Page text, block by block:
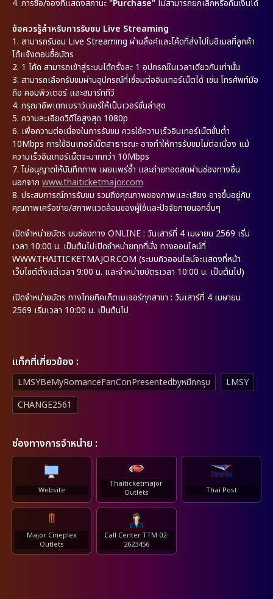
4. การซื้อ/จองที่แสดงสถานะ "Purchase" ไม่สามารถยกเลิกหรือคืนเงินได้
ข้อควรรู้สำหรับการรับชม Live Streaming
1. สามารถรับชม Live Streaming ผ่านลิ้งค์และโค้ดที่ส่งไปในอีเมลที่ลูกค้า
ได้แจ้งตอนซื้อบัตร
2. 1 โค้ด สามารถเข้าสู่ระบบได้ครั้งละ 1 อุปกรณ์ในเวลาเดียวกันเท่านั้น
3. สามารถเลือกรับชมผ่านอุปกรณ์ที่เชื่อมต่ออินเทอร์เน็ตได้ เช่น โทรศัพท์มือ
ถือ คอมพิวเตอร์ และสมาร์ททีวี
4. กรุณาอัพเดทเบราว์เซอร์ให้เป็นเวอร์ชั่นล่าสุด
5. ความละเอียดวีดีโอสูงสุด 1080p
6. เพื่อความต่อเนื่องในการรับชม ควรใช้ความเร็วอินเทอร์เน็ตขั้นต่ำ
10Mbps การใช้อินเทอร์เน็ตสาธารณะ อาจทำให้การรับชมไม่ต่อเนื่อง แม้
ความเร็วอินเทอร์เน็ตจะมากกว่า 10Mbps
7. ไม่อนุญาตให้บันทึกภาพ เผยแพร่ซ้ำ และถ่ายทอดสดผ่านช่องทางอื่น
นอกจาก www.thaiticketmajor.com
8. ประสบการณ์การรับชม รวมถึงคุณภาพของภาพและเสียง อาจขึ้นอยู่กับ
คุณภาพเครือข่าย/สภาพแวดล้อมของผู้ใช้และปัจจัยภายนอกอื่นๆ
เปิดจำหน่ายบัตร บนช่องทาง ONLINE : วันเสาร์ที่ 4 เมษายน 2569 เริ่ม
เวลา 10:00 น. เป็นต้นไปเปิดจำหน่ายทุกที่นั่ง ทางออนไลน์ที่
WWW.THAITICKETMAJOR.COM (ระบบคิวออนไลน์จะแสดงที่หน้า
เว็บไซต์ตั้งแต่เวลา 9:00 น. และจำหน่ายบัตรเวลา 10:00 น. เป็นต้นไป)
เปิดจำหน่ายบัตร ทางไทยทิคเก็ตเมเจอร์ทุกสาขา : วันเสาร์ที่ 4 เมษายน
2569 เริ่มเวลา 10:00 น. เป็นต้นไป
เเท็กที่เกี่ยวข้อง :
LMSYBeMyRomanceFanConPresentedbyหมึกกรุบ
LMSY
CHANGE2561
ช่องทางการจำหน่าย :
Website
Thaiticketmajor
Outlets
Thai Post
Major Cineplex
Outlets
Call Center TTM 02-
2623456